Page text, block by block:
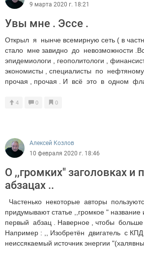
9 марта 2020 г. 18:21
Увы мне . Эссе .
Открыл я нынче всемирную сеть ( в
стало мне завидно до невозможности
эпидемиологи , геополитологи ,
экономисты , специалисты по нефтяному
прочая , прочая . И всё это в одном
4 0 0
Алексей Козлов
10 февраля 2020 г. 18:46
О ,,громких" заголовках и
абзацах ..
Частенько некоторые авторы
придумывают статье ,,громкое " название
первый абзац . Наверное , чтобы
Например : ,, Изобретён двигатель с
неиссякаемый источник энергии